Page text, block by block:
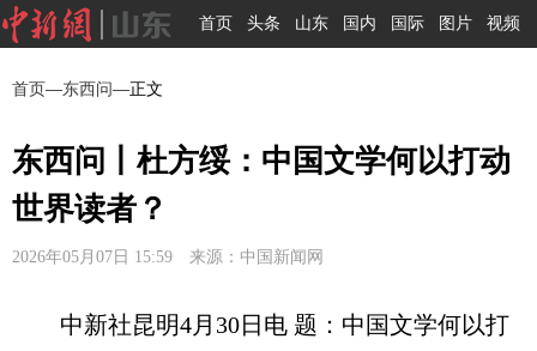
首页 头条 山东 国内 国际 图片 视频
首页—东西问—正文
东西问丨杜方绥：中国文学何以打动
世界读者？
2026年05月07日 15:59 来源：中国新闻网
中新社昆明4月30日电 题：中国文学何以打